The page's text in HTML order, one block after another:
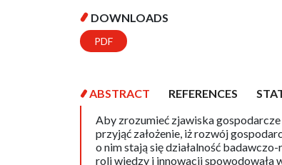
DOWNLOADS
PDF
ABSTRACT REFERENCES
Aby zrozumieć zjawiska gospodarcze
przyjąć założenie, iż rozwój
o nim stają się działalność
roli wiedzy i innowacji spowodowała